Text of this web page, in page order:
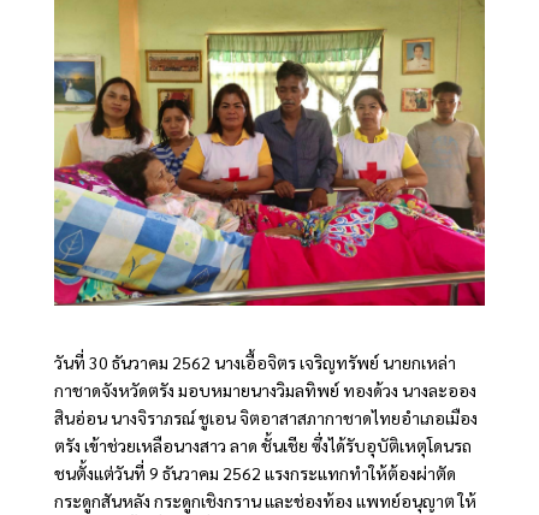
วันที่ 30 ธันวาคม 2562 นางเอื้อจิตร เจริญทรัพย์ นายกเหล่า
กาชาดจังหวัดตรัง มอบหมายนางวิมลทิพย์ ทองด้วง นางละออง
สินอ่อน นางจิราภรณ์ ชูเอน จิตอาสาสภากาชาดไทยอำเภอเมือง
ตรัง เข้าช่วยเหลือนางสาว ลาด ชั้นเชีย ซึ่งได้รับอุบัติเหตุโดนรถ
ชนตั้งแต่วันที่ 9 ธันวาคม 2562 แรงกระแทกทำให้ต้องผ่าตัด
กระดูกสันหลัง กระดูกเชิงกราน และช่องท้อง แพทย์อนุญาต ให้